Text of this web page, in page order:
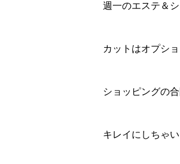
週一のエステ＆
カットはオプシ
ショッピングの
キレイにしちゃ